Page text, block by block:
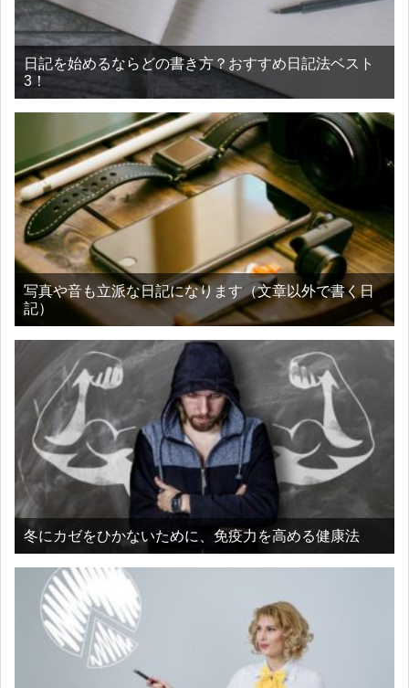
日記を始めるならどの書き方？おすすめ日記法ベスト
3！
写真や音も立派な日記になります（文章以外で書く日
記）
冬にカゼをひかないために、免疫力を高める健康法